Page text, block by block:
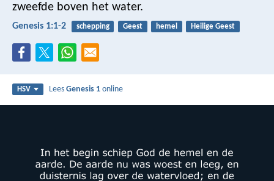
zweefde boven het water.
Genesis 1:1-2 schepping Geest hemel Heilige Geest
HSV LeesGenesis 1 online